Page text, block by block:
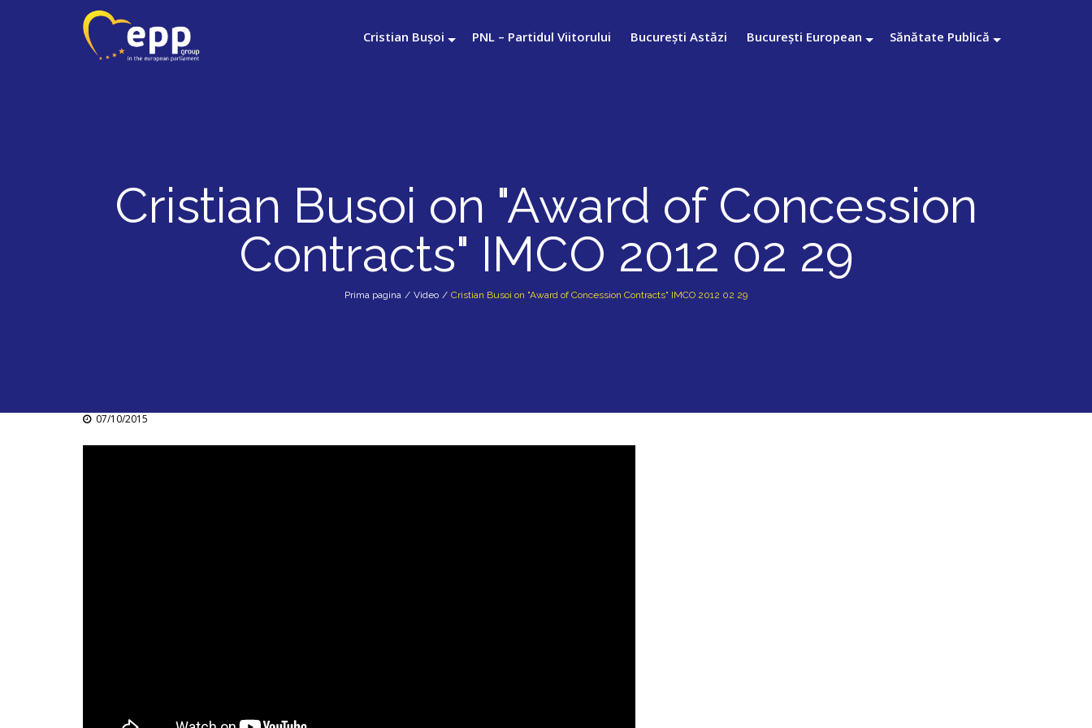
Cristian Bușoi PNL – Partidul Viitorului București Astăzi București European Sănătate Publică
Cristian Busoi on "Award of Concession
Contracts" IMCO 2012 02 29
Prima pagina / Video / Cristian Busoi on "Award of Concession Contracts" IMCO 2012 02 29
07/10/2015